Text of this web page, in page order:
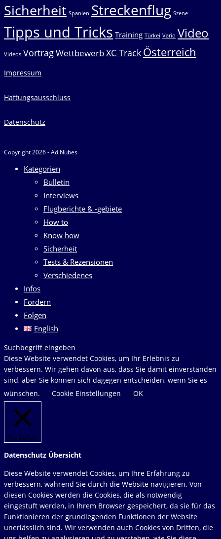
Sicherheit Spanien Streckenflug Szene
Tipps und Tricks Training Türkei Vario Video
Videos VortragWettbewerbXC Track Österreich
Impressum
Haftungsausschluss
Datenschutz
Copyright 2026 - Ad Nubes
Kategorien
Bulletin
Interviews
Flugberichte & -gebiete
How to
Know how
Sicherheit
Tests & Rezensionen
Verschiedenes
Infos
Fördern
Folgen
English
Diese
Website
durchsuchen
Suchbegriff eingeben
Diese Website verwendet Cookies, um Ihr Erlebnis zu
verbessern. Wir gehen davon aus, dass Sie damit einverstanden
sind, aber Sie können sich dagegen entscheiden, wenn Sie es
wünschen.
Cookie Einstellungen OK
Schließen
Datenschutz Übersicht
Diese Website verwendet Cookies, um Ihre Erfahrung zu
verbessern, während Sie durch die Website navigieren. Von
diesen Cookies werden die Cookies, die als notwendig
eingestuft werden, in Ihrem Browser gespeichert, da sie für das
Funktionieren der grundlegenden Funktionen der Website
unerlässlich sind. Wir verwenden auch Cookies von Dritten, die